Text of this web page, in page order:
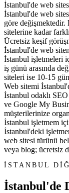
İstanbul'de web
İstanbul'de web
göre değişmektedir.
sitelerine kadar
Ücretsiz keşif
İstanbul'de web
İstanbul işletmeleri
iş günü arasında
siteleri ise 10-15
Web sitemi
İstanbul odaklı
ve Google My
müşterilerinize
İstanbul işletmem
İstanbul'deki
web sitesi türünü
veya blog; ücretsiz
İSTANBUL
İstanbul'de